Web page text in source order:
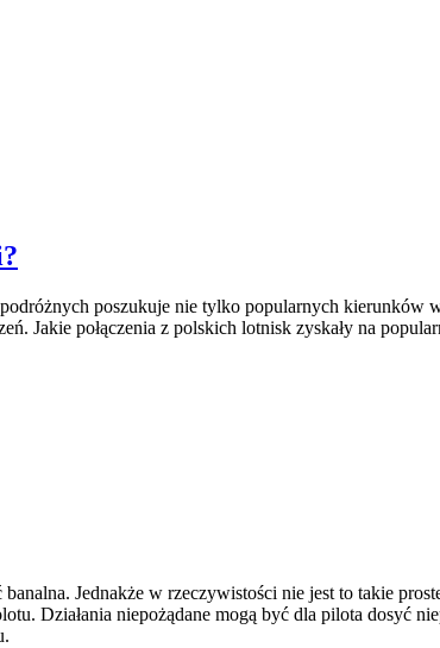
poszukuje nie tylko popularnych kierunków
Jakie połączenia z polskich lotnisk zyskały na
Jednakże w rzeczywistości nie jest to takie
Działania niepożądane mogą być dla pilota dosyć